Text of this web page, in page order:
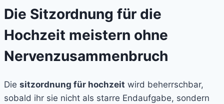
Die Sitzordnung für die
Hochzeit meistern ohne
Nervenzusammenbruch
Die sitzordnung für hochzeit wird beherrschbar,
sobald ihr sie nicht als starre Endaufgabe, sondern